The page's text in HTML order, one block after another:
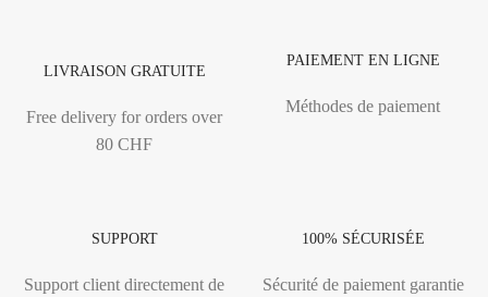
LIVRAISON GRATUITE
Free delivery for orders over
80 CHF
PAIEMENT EN LIGNE
Méthodes de paiement
SUPPORT
Support client directement de
100% SÉCURISÉE
Sécurité de paiement garantie